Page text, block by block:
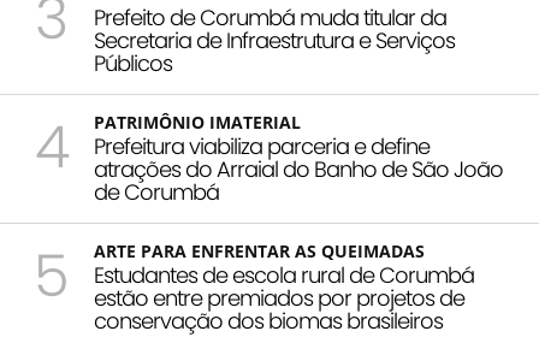
3 Prefeito de Corumbá muda titular da
Secretaria de Infraestrutura e Serviços
Públicos
4 PATRIMÔNIO IMATERIAL
Prefeitura viabiliza parceria e define
atrações do Arraial do Banho de São João
de Corumbá
5 ARTE PARA ENFRENTAR AS QUEIMADAS
Estudantes de escola rural de Corumbá
estão entre premiados por projetos de
conservação dos biomas brasileiros